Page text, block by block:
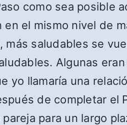
como sea posible
en el mismo nivel de
más saludables se
Algunas
yo llamaría una
de completar el
para un largo